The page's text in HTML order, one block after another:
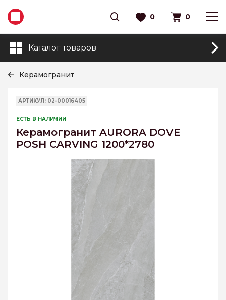
0 0
Каталог товаров
Керамогранит
АРТИКУЛ: 02-00016405
ЕСТЬ В НАЛИЧИИ
Керамогранит AURORA DOVE
POSH CARVING 1200*2780